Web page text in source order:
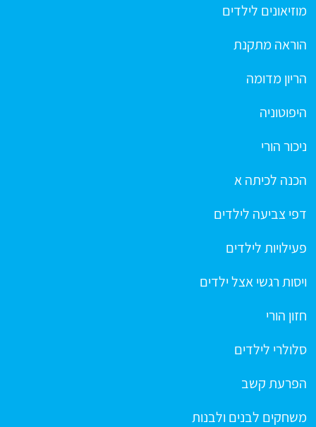
מוזיאונים לילדים
הוראה מתקנת
הריון מדומה
היפוטוניה
ניכור הורי
הכנה לכיתה א
דפי צביעה לילדים
פעילויות לילדים
ויסות רגשי אצל ילדים
חזון הורי
סלולרי לילדים
הפרעת קשב
משחקים לבנים ולבנות